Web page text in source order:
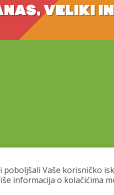
poboljšali Vaše korisničko
informacija o kolačićima
VELIKI
- 2026 Mali inženjeri. All rights
of companies which does not